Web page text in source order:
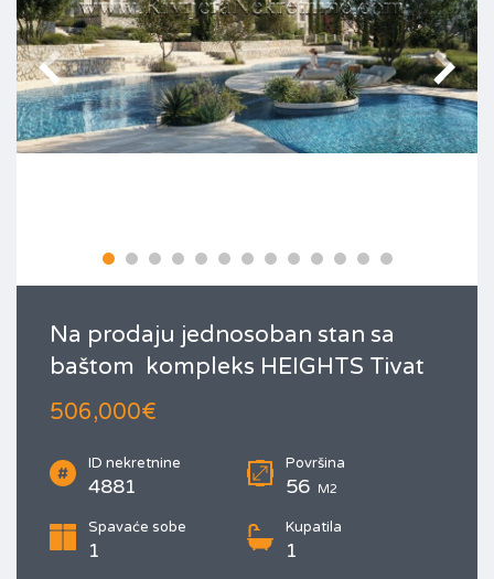
Na prodaju jednosoban stan sa
baštom kompleks HEIGHTS Tivat
506,000€
ID nekretnine
4881
Površina
56 M2
Spavaće sobe
1
Kupatila
1